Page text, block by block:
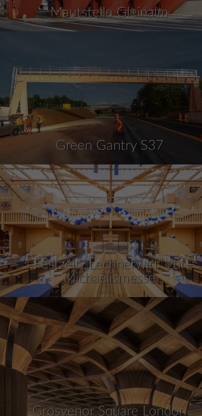
Mautstelle Gleinalm
Green Gantry S37
Festzelt „Lechnerwirt“ zur
Michaelismesse
Grosvenor Square London